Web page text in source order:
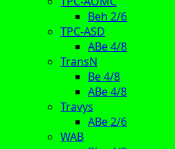
Beh 2/6
TPC-ASD
ABe 4/8
TransN
Be 4/8
ABe 4/8
Travys
ABe 2/6
WAB